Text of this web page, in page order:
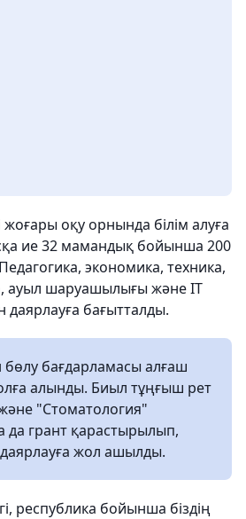
жоғары оқу орнында білім алуға
ие 32 мамандық бойынша 200
экономика, техника,
ауыл шаруашылығы және IT
бағытталды.
бөлу бағдарламасы алғаш
алынды. Биыл тұңғыш рет
"Стоматология"
грант қарастырылып,
жол ашылды.
республика бойынша біздің